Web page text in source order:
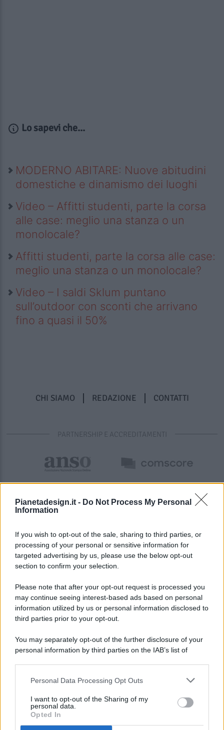
Pianetadesign.it - Do Not Process My Personal
Information
If you wish to opt-out of the sale, sharing to third parties, or
processing of your personal or sensitive information for
targeted advertising by us, please use the below opt-out
section to confirm your selection.
Please note that after your opt-out request is processed you
may continue seeing interest-based ads based on personal
information utilized by us or personal information disclosed to
third parties prior to your opt-out.
You may separately opt-out of the further disclosure of your
personal information by third parties on the IAB’s list of
This information may also be disclosed by us to third parties
disclose it to other third parties.
Personal Data Processing Opt Outs
I want to opt-out of the Sharing of my
personal data.
Opted In
Lo sapevi che...
MODERNO ABITARE: Nuove abitudini
domestiche e dinamismo dei luoghi
Video – Affitti studenti, parte la corsa
alle case: meglio una stanza o un
monolocale?
Affitti studenti, parte la corsa alle case:
meglio una stanza o un monolocale?
Video – I saldi Sklum puntano
sull’outdoor con sconti che arrivano
fino a quasi il 50%
CHI SIAMO REDAZIONE CONTATTI
PARTNERSHIP E ACCREDITAMENTI
© 2026 - Pianeta Design - P.IVA 04827280654 - Testata
Registrata Al Tribunale Di Nocera Inferiore N. 8/2020 - RG N.
ISCRIZIONE AL ROC N. 35792 – ISCRITTA ALL’ANSO
(ASSOCIAZIONE NAZIONALE STAMPA ONLINE)
PREFERENZE PRIVACY